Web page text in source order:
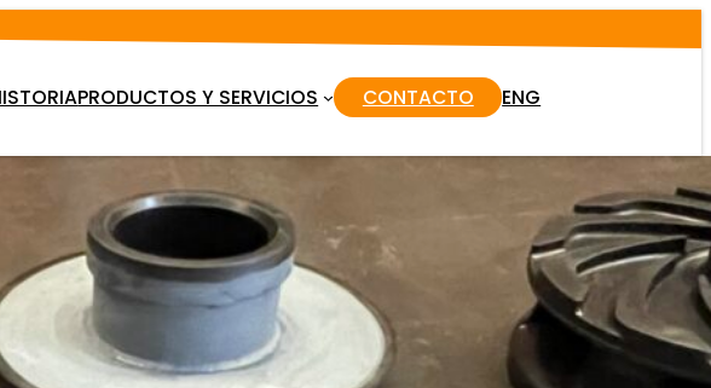
PRODUCTOS Y SERVICIOS CONTACTO ENG